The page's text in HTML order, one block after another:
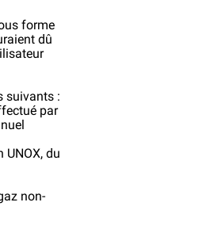
forme
dû
suivants :
par
du
non-